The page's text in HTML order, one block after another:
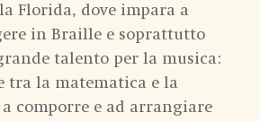
Florida, dove impara a
in Braille e soprattutto
talento per la musica:
tra la matematica e la
comporre e ad arrangiare